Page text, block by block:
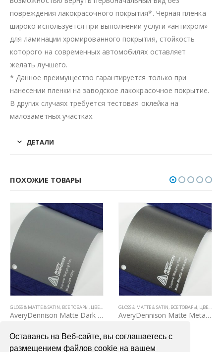
Оставаясь на Веб-сайте, вы соглашаетесь с
размещением файлов cookie на вашем
повреждения лакокрасочного покрытия*. Черная пленка
широко используется при выполнении услуги «антихром»
для ламинации хромированного покрытия, стойкость
которого на современных автомобилях оставляет
желать лучшего.
* Данное преимущество гарантируется только при
нанесении пленки на заводское лакокрасочное покрытие.
В других случаях требуется тестовая оклейка на
малозаметных участках.
ДЕТАЛИ
ПОХОЖИЕ ТОВАРЫ
,ЦВЕТНЫЕ ВИНИЛОВЫЕ ПЛЕНКИ
ТОВАРЫ,ЦВЕТНЫЕ ВИНИЛОВЫЕ ПЛЕНКИ
GLOSS & MATTE & SATIN, ВСЕ ТОВАРЫ, ЦВЕТНЫЕ ВИНИЛОВЫЕ ПЛЕНКИ
AveryDennison Matte Dark Grey
В КОРЗИНУ
GLOSS & MATTE & SATIN, ВСЕ ТОВАРЫ, ЦВЕТНЫЕ ВИНИЛОВЫЕ ПЛЕНКИ
AveryDennison Matte Metallic Gunmetal
В КОРЗИНУ